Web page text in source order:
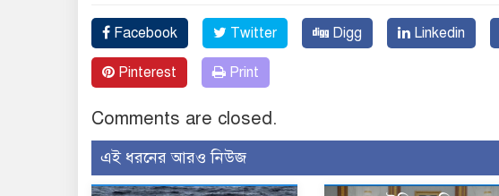
Facebook Twitter Digg Linkedin
Pinterest Print
Comments are closed.
এই ধরনের আরও নিউজ